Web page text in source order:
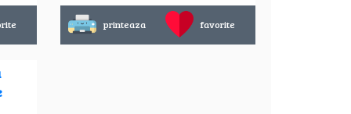
printeaza favorite